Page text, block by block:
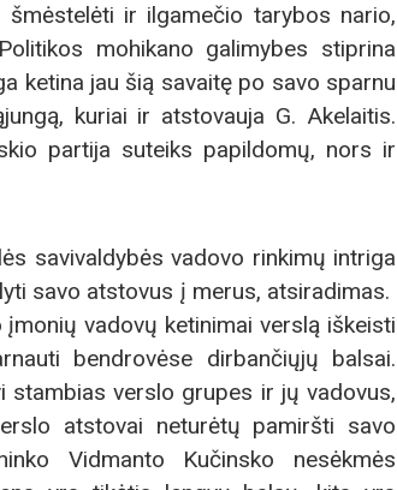
ir ilgamečio tarybos nario,
mohikano galimybes stiprina
ketina jau šią savaitę po savo sparnu
kuriai ir atstovauja G. Akelaitis.
partija suteiks papildomų, nors ir
savivaldybės vadovo rinkimų intriga
savo atstovus į merus, atsiradimas.
vadovų ketinimai verslą iškeisti
bendrovėse dirbančiųjų balsai.
stambias verslo grupes ir jų vadovus,
atstovai neturėtų pamiršti savo
Vidmanto Kučinsko nesėkmės